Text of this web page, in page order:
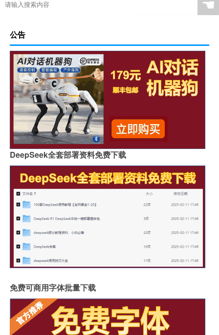
☚
公告
DeepSeek全套部署资料免费下载
免费可商用字体批量下载